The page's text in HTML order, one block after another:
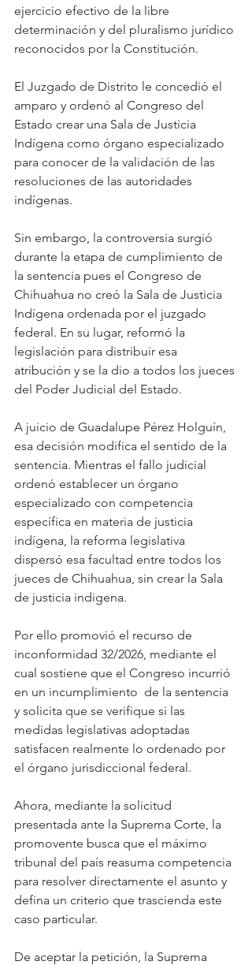
ejercicio efectivo de la libre
determinación y del pluralismo jurídico
reconocidos por la Constitución.
El Juzgado de Distrito le concedió el
amparo y ordenó al Congreso del
Estado crear una Sala de Justicia
Indígena como órgano especializado
para conocer de la validación de las
resoluciones de las autoridades
indígenas.
Sin embargo, la controversia surgió
durante la etapa de cumplimiento de
la sentencia pues el Congreso de
Chihuahua no creó la Sala de Justicia
Indígena ordenada por el juzgado
federal. En su lugar, reformó la
legislación para distribuir esa
atribución y se la dio a todos los jueces
del Poder Judicial del Estado.
A juicio de Guadalupe Pérez Holguín,
esa decisión modifica el sentido de la
sentencia. Mientras el fallo judicial
ordenó establecer un órgano
especializado con competencia
específica en materia de justicia
indígena, la reforma legislativa
dispersó esa facultad entre todos los
jueces de Chihuahua, sin crear la Sala
de justicia indigena.
Por ello promovió el recurso de
inconformidad 32/2026, mediante el
cual sostiene que el Congreso incurrió
en un incumplimiento  de la sentencia
y solicita que se verifique si las
medidas legislativas adoptadas
satisfacen realmente lo ordenado por
el órgano jurisdiccional federal.
Ahora, mediante la solicitud
presentada ante la Suprema Corte, la
promovente busca que el máximo
tribunal del país reasuma competencia
para resolver directamente el asunto y
defina un criterio que trascienda este
caso particular.
De aceptar la petición, la Suprema